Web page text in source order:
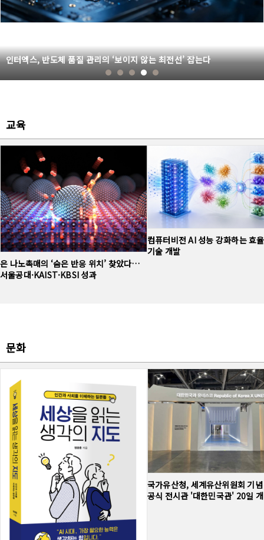
인터엑스, 반도체 품질 관리의 ‘보이지 않는 최전선’ 잡는다
교육
은 나노촉매의 ‘숨은 반응 위치’ 찾았다…
서울공대·KAIST·KBSI 성과
컴퓨터비전 AI 성능 강화하는 효
기술 개발
문화
국가유산청, 세계유산위원회 기
공식 전시관 '대한민국관' 20일